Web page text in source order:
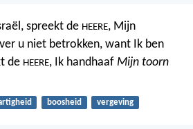
spreekt de HEERE, Mijn
u niet betrokken, want Ik ben
de HEERE, Ik handhaaf Mijn toorn
boosheid vergeving